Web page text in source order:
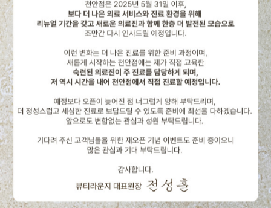
인모드FX 전체(12분) 3회 299,000원
99,000원
인모드FORMA 전체 (12분) + 콜라겐리프팅팩
280,000원
인모드 풀페이스(FX+FORMA 24분) +
199,000원
인모드 풀페이스(FX+FORMA 24분) +
인모드 FX 한 부위 + 고용량 아큐 주사 10cc
각각 3회